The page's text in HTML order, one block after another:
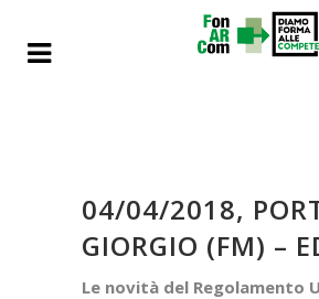
04/04/2018,
GIORGIO (FM) –
Le novità del Regolamento